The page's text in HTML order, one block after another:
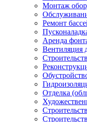
Монтаж
Ремонт
Аренда
Вентиляция
Отделка